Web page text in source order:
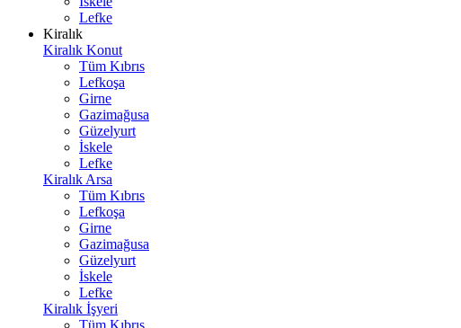
Lefke
Kiralık
Kiralık Konut
Tüm Kıbrıs
Lefkoşa
Girne
Gazimağusa
Güzelyurt
İskele
Lefke
Kiralık Arsa
Tüm Kıbrıs
Lefkoşa
Girne
Gazimağusa
Güzelyurt
İskele
Lefke
Kiralık İşyeri
Tüm Kıbrıs